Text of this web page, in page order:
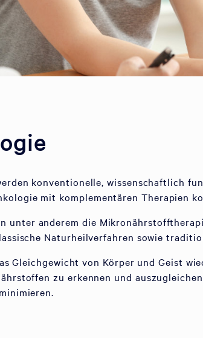
konventionelle, wissenschaftlich
mit komplementären Therapien
unter anderem die
Naturheilverfahren sowie
Gleichgewicht von Körper und Geist
zu erkennen und